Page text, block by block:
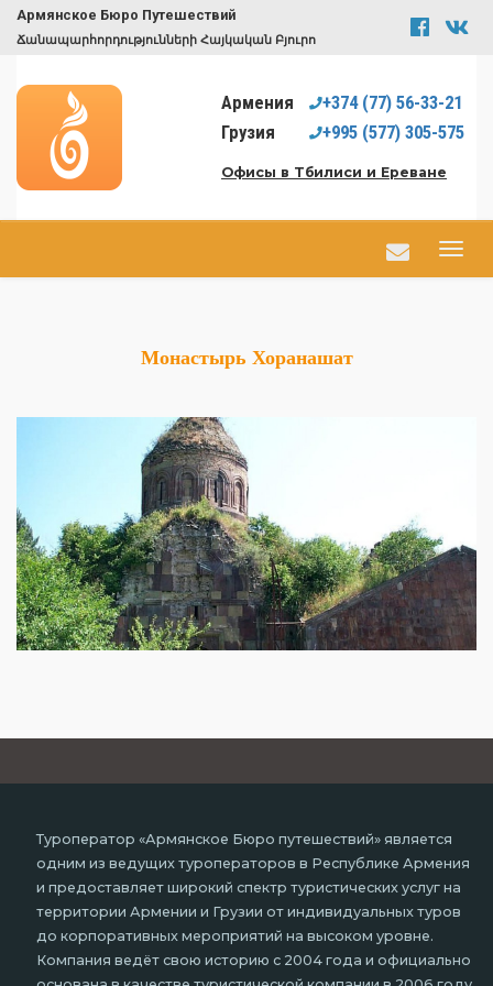
Армянское Бюро Путешествий
Ճանապարհորդությունների Հայկական Բյուրո
Армения +374 (77) 56-33-21
Грузия
+995 (577) 305-575
Офисы в Тбилиси и Ереване
Монастырь Хоранашат
Туроператор «Армянское Бюро путешествий» является
одним из ведущих туроператоров в Республике Армения
и предоставляет широкий спектр туристических услуг на
территории Армении и Грузии от индивидуальных туров
до корпоративных мероприятий на высоком уровне.
Компания ведёт свою историю с 2004 года и официально